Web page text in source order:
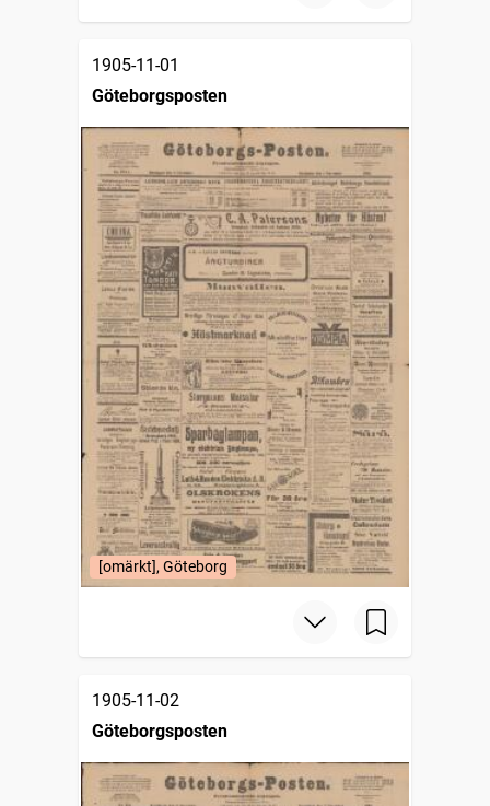
1905-11-01
Göteborgsposten
[omärkt], Göteborg
1905-11-02
Göteborgsposten